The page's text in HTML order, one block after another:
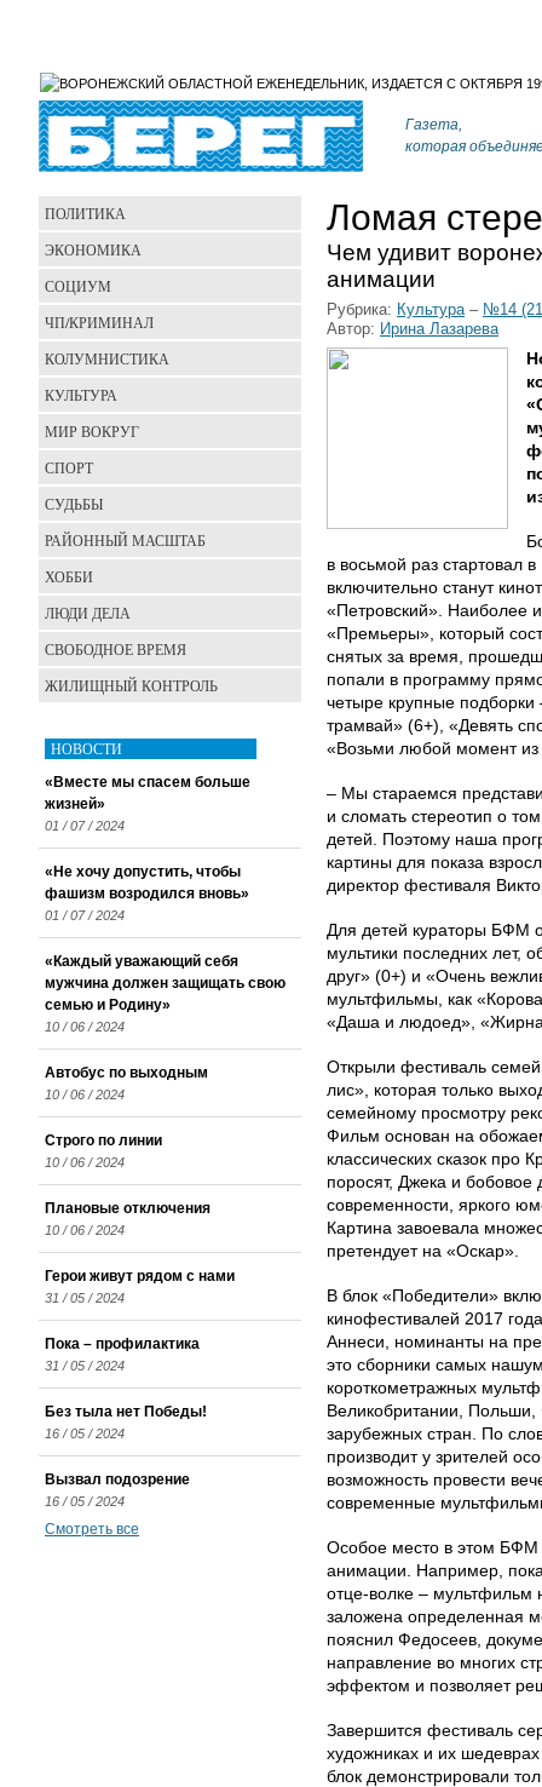
Газета,
которая
Ломая
Чем удивит
анимации
Рубрика: Культура– №14
Автор: Ирина Лазарева
в восьмой раз стартовал
включительно станут
«Петровский». Наиболее
«Премьеры», который
снятых за время,
попали в программу
четыре крупные подборки
трамвай» (6+), «Девять
«Возьми любой момент из
– Мы стараемся
и сломать стереотип о
детей. Поэтому наша
картины для показа
директор фестиваля
Для детей кураторы БФМ
мультики последних лет,
друг» (0+) и «Очень
мультфильмы, как
«Даша и людоед»,
Открыли фестиваль
лис», которая только
семейному просмотру
Фильм основан на
классических сказок про
поросят, Джека и
современности, яркого
Картина завоевала
претендует на «Оскар».
В блок «Победители»
кинофестивалей 2017
Аннеси, номинанты на
это сборники самых
короткометражных
Великобритании,
зарубежных стран. По
производит у зрителей
возможность провести
современные
Особое место в этом БФМ
анимации. Например,
отце-волке – мультфильм
заложена определенная
пояснил Федосеев,
направление во многих
эффектом и позволяет
Завершится фестиваль
художниках и их
блок демонстрировали
ПОЛИТИКА
ЭКОНОМИКА
СОЦИУМ
ЧП/КРИМИНАЛ
КОЛУМНИСТИКА
КУЛЬТУРА
МИР ВОКРУГ
СПОРТ
СУДЬБЫ
РАЙОННЫЙ МАСШТАБ
ХОББИ
ЛЮДИ ДЕЛА
СВОБОДНОЕ ВРЕМЯ
ЖИЛИЩНЫЙ КОНТРОЛЬ
НОВОСТИ
«Вместе мы спасем больше
жизней»
01 / 07 / 2024
«Не хочу допустить, чтобы
фашизм возродился вновь»
01 / 07 / 2024
«Каждый уважающий себя
мужчина должен защищать свою
семью и Родину»
10 / 06 / 2024
Автобус по выходным
10 / 06 / 2024
Строго по линии
10 / 06 / 2024
Плановые отключения
10 / 06 / 2024
Герои живут рядом с нами
31 / 05 / 2024
Пока – профилактика
31 / 05 / 2024
Без тыла нет Победы!
16 / 05 / 2024
Вызвал подозрение
16 / 05 / 2024
Смотреть все